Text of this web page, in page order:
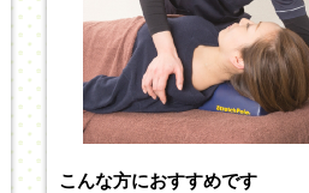
こんな方におすすめです